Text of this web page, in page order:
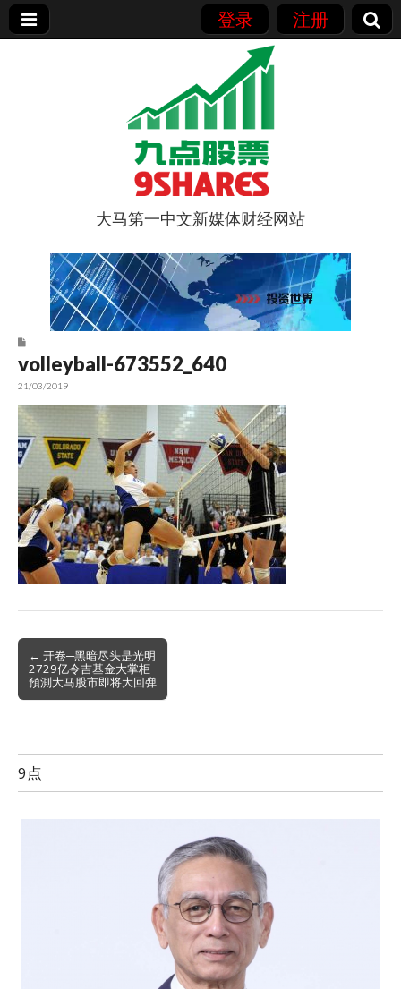
登录 注册
9点股票
大马第一中文新媒体财经网站
volleyball-673552_640
21/03/2019
Post
navigation
← 开卷─黑暗尽头是光明
2729亿令吉基金大掌柜
預測大马股市即将大回弹
9点